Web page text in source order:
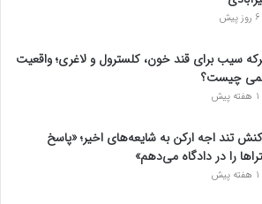
6 روز پیش
سیب برای قند خون، کلسترول و لاغری؛ واقعیت
چیست؟
1 هفته پیش
تند اجه ارکن به شایعه‌های اخیر؛ «پاسخ
را در دادگاه می‌دهم»
1 هفته پیش